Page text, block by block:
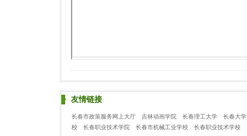
友情链接
长春市政策服务网上大厅 吉林动画学院 长春理工大学 长春大学
校
长春职业技术学院 长春市机械工业学校 长春职业技术学校